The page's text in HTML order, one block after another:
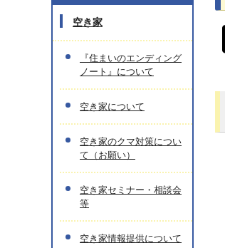
空き家
『住まいのエンディング
ノート』について
空き家について
空き家のクマ対策につい
て（お願い）
空き家セミナー・相談会
等
空き家情報提供について